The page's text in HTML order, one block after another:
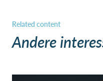
Andere